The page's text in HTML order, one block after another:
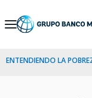
Skip
Navigation
ENTENDIENDO LA